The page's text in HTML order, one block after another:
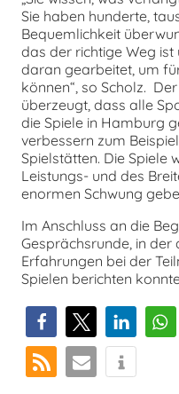
Sie haben hunderte,
Bequemlichkeit
das der richtige Weg
daran gearbeitet, um
können“, so Scholz.
überzeugt, dass alle
die Spiele in Hamburg
verbessern zum
Spielstätten. Die Spiele
Leistungs- und des
enormen Schwung
Im Anschluss an die
Gesprächsrunde, in der
Erfahrungen bei der
Spielen berichten